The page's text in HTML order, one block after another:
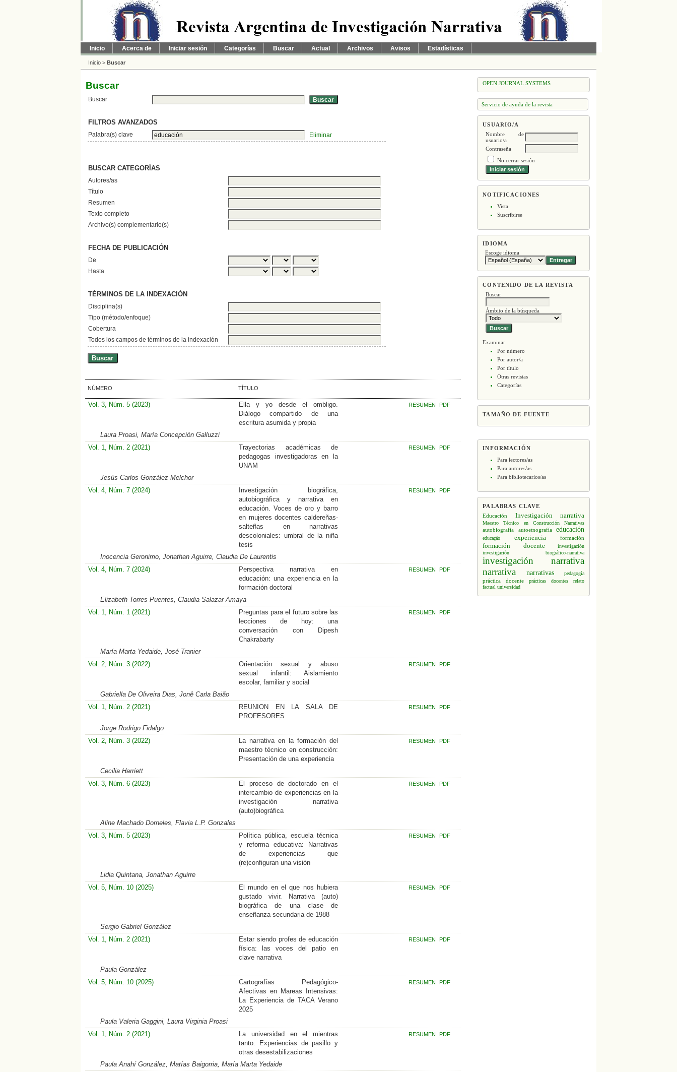
OPEN JOURNAL SYSTEMS
Servicio de ayuda de la revista
USUARIO/A
Nombre de
usuario/a
Contraseña
No cerrar sesión
NOTIFICACIONES
Vista
Suscribirse
IDIOMA
Escoge idioma
CONTENIDO DE LA REVISTA
Buscar
Ámbito de la búsqueda
Examinar
Por número
Por autor/a
Por título
Otras revistas
Categorías
TAMAÑO DE FUENTE
INFORMACIÓN
Para lectores/as
Para autores/as
Para bibliotecarios/as
PALABRAS CLAVE
Educación
Investigación narrativa
Maestro Técnico en Construcción Narrativas
autobiografía autoetnografía educación
educação experiencia formación
formación docente
investigación
investigación biográfico-narrativa
investigación narrativa
narrativa
narrativas pedagogía
práctica docente prácticas docentes
relato
factual universidad
Inicio Acerca de Iniciar sesión Categorías Buscar Actual Archivos Avisos Estadísticas
Inicio > Buscar
Buscar
Buscar
FILTROS AVANZADOS
Palabra(s) clave Eliminar
BUSCAR CATEGORÍAS
Autores/as
Título
Resumen
Texto completo
Archivo(s) complementario(s)
FECHA DE PUBLICACIÓN
De
Hasta
TÉRMINOS DE LA INDEXACIÓN
Disciplina(s)
Tipo (método/enfoque)
Cobertura
Todos los campos de términos de la indexación
NÚMERO TÍTULO
Vol. 3, Núm. 5 (2023)
Ella y yo desde el ombligo.
Diálogo compartido de una
escritura asumida y propia
RESUMEN PDF
Laura Proasi, María Concepción Galluzzi
Vol. 1, Núm. 2 (2021)
Trayectorias académicas de
pedagogas investigadoras en la
UNAM
RESUMEN PDF
Jesús Carlos González Melchor
Vol. 4, Núm. 7 (2024)
Investigación biográfica,
autobiográfica y narrativa en
educación. Voces de oro y barro
en mujeres docentes caldereñas-
salteñas en narrativas
descoloniales: umbral de la niña
tesis
RESUMEN PDF
Inocencia Geronimo, Jonathan Aguirre, Claudia De Laurentis
Vol. 4, Núm. 7 (2024)
Perspectiva narrativa en
educación: una experiencia en la
formación doctoral
RESUMEN PDF
Elizabeth Torres Puentes, Claudia Salazar Amaya
Vol. 1, Núm. 1 (2021)
Preguntas para el futuro sobre las
lecciones de hoy: una
conversación con Dipesh
Chakrabarty
RESUMEN PDF
María Marta Yedaide, José Tranier
Vol. 2, Núm. 3 (2022)
Orientación sexual y abuso
sexual infantil: Aislamiento
escolar, familiar y social
RESUMEN PDF
Gabriella De Oliveira Dias, Jonê Carla Baião
Vol. 1, Núm. 2 (2021)
REUNION EN LA SALA DE
PROFESORES
RESUMEN PDF
Jorge Rodrigo Fidalgo
Vol. 2, Núm. 3 (2022)
La narrativa en la formación del
maestro técnico en construcción:
Presentación de una experiencia
RESUMEN PDF
Cecilia Harriett
Vol. 3, Núm. 6 (2023)
El proceso de doctorado en el
intercambio de experiencias en la
investigación narrativa
(auto)biográfica
RESUMEN PDF
Aline Machado Dorneles, Flavia L.P. Gonzales
Vol. 3, Núm. 5 (2023)
Política pública, escuela técnica
y reforma educativa: Narrativas
de experiencias que
(re)configuran una visión
RESUMEN PDF
Lidia Quintana, Jonathan Aguirre
Vol. 5, Núm. 10 (2025)
El mundo en el que nos hubiera
gustado vivir. Narrativa (auto)
biográfica de una clase de
enseñanza secundaria de 1988
RESUMEN PDF
Sergio Gabriel González
Vol. 1, Núm. 2 (2021)
Estar siendo profes de educación
física: las voces del patio en
clave narrativa
RESUMEN PDF
Paula González
Vol. 5, Núm. 10 (2025)
Cartografías Pedagógico-
Afectivas en Mareas Intensivas:
La Experiencia de TACA Verano
2025
RESUMEN PDF
Paula Valeria Gaggini, Laura Virginia Proasi
Vol. 1, Núm. 2 (2021)
La universidad en el mientras
tanto: Experiencias de pasillo y
otras desestabilizaciones
RESUMEN PDF
Paula Anahí González, Matías Baigorria, María Marta Yedaide